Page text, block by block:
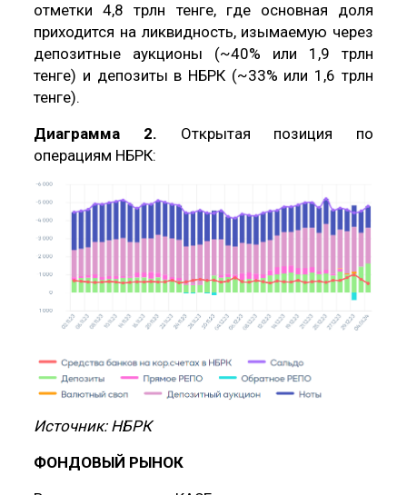
отметки 4,8 трлн тенге, где основная доля
приходится на ликвидность, изымаемую через
депозитные аукционы (~40% или 1,9 трлн
тенге) и депозиты в НБРК (~33% или 1,6 трлн
тенге).
Диаграмма 2. Открытая позиция по
операциям НБРК:
Источник: НБРК
ФОНДОВЫЙ РЫНОК